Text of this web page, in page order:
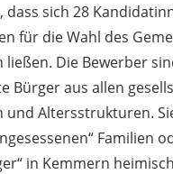
dass sich 28
für die Wahl des
ließen. Die Bewerber
Bürger aus allen
und Altersstrukturen.
Familien
in Kemmern